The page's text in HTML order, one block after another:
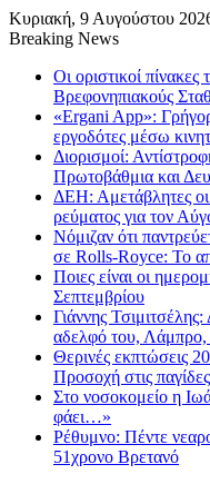
Κυριακή, 9 Αυγούστου
Breaking News
Οι οριστικοί
Βρεφονηπιακούς
«Ergani App»:
εργοδότες μέσω
Διορισμοί:
Πρωτοβάθμια και
ΔΕΗ: Αμετάβλητες οι
ρεύματος για τον
Νόμιζαν ότι
σε Rolls-Royce: Το
Ποιες είναι οι
Σεπτεμβρίου
Γιάννης
αδελφό του, Λάμπρο,
Θερινές εκπτώσεις
Προσοχή στις παγίδες
Στο νοσοκομείο η
φάει…»
Ρέθυμνο: Πέντε
51χρονο Βρετανό